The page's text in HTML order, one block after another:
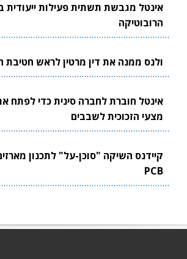
אינטל מגבשת תשתית פעילות ייעודית
הרובוטיקה
ולנס ממנה את דין מרטין לראש חטיבת
אינטל חוברת לחברה סינית כדי לפתח
מצעי הזכוכית לשבבים
קיידנס השיקה "סוכן-על" לתכנון
PCB